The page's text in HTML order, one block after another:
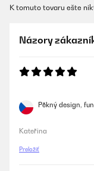
K tomuto tovaru ešte
Názory
Pěkný design,
Kateřina
Preložiť